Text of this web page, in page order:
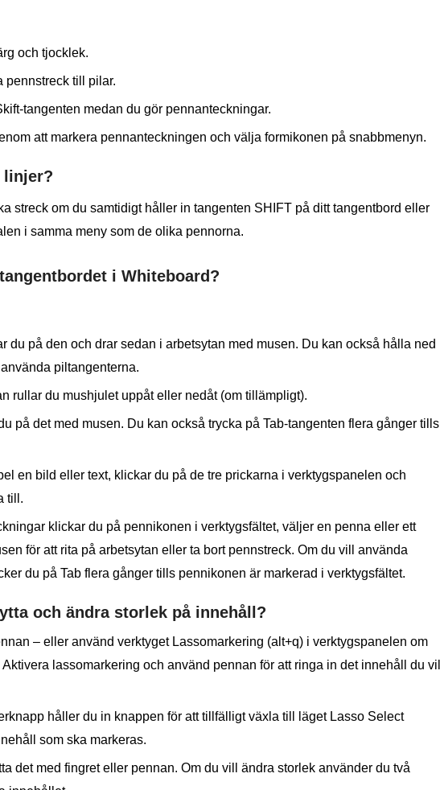
och tjocklek.
pennstreck till pilar.
tangenten medan du gör pennanteckningar.
att markera pennanteckningen och välja formikonen på snabbmenyn.
linjer?
streck om du samtidigt håller in tangenten SHIFT på ditt tangentbord eller
i samma meny som de olika pennorna.
i Whiteboard?
du på den och drar sedan i arbetsytan med musen. Du kan också hålla ned
piltangenterna.
rullar du mushjulet uppåt eller nedåt (om tillämpligt).
på det med musen. Du kan också trycka på Tab-tangenten flera gånger tills
en bild eller text, klickar du på de tre prickarna i verktygspanelen och
till.
klickar du på pennikonen i verktygsfältet, väljer en penna eller ett
för att rita på arbetsytan eller ta bort pennstreck. Om du vill använda
du på Tab flera gånger tills pennikonen är markerad i verktygsfältet.
och ändra storlek på innehåll?
– eller använd verktyget Lassomarkering (alt+q) i verktygspanelen om
lassomarkering och använd pennan för att ringa in det innehåll du vill
håller du in knappen för att tillfälligt växla till läget Lasso Select
som ska markeras.
det med fingret eller pennan. Om du vill ändra storlek använder du två